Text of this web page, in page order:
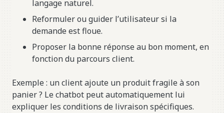
langage naturel.
Reformuler ou guider l’utilisateur si la
demande est floue.
Proposer la bonne réponse au bon moment, en
fonction du parcours client.
Exemple : un client ajoute un produit fragile à son
panier ? Le chatbot peut automatiquement lui
expliquer les conditions de livraison spécifiques.